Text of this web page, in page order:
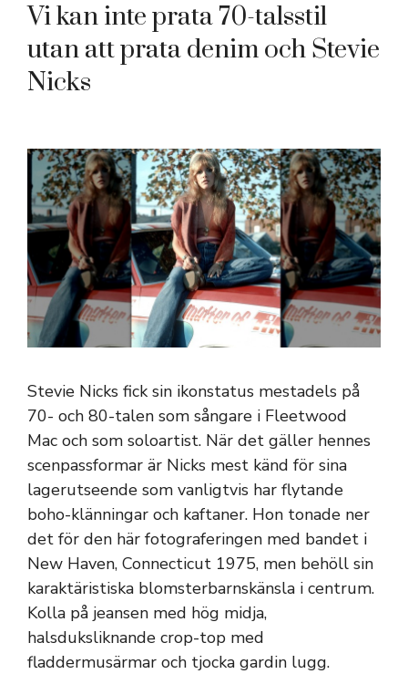
Vi kan inte prata 70-talsstil
utan att prata denim och Stevie
Nicks
Stevie Nicks fick sin ikonstatus mestadels på
70- och 80-talen som sångare i Fleetwood
Mac och som soloartist. När det gäller hennes
scenpassformar är Nicks mest känd för sina
lagerutseende som vanligtvis har flytande
boho-klänningar och kaftaner. Hon tonade ner
det för den här fotograferingen med bandet i
New Haven, Connecticut 1975, men behöll sin
karaktäristiska blomsterbarnskänsla i centrum.
Kolla på jeansen med hög midja,
halsduksliknande crop-top med
fladdermusärmar och tjocka gardin lugg.